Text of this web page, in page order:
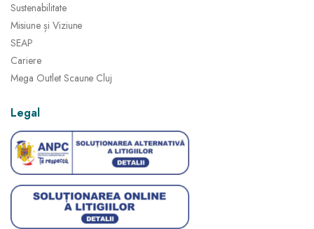
Sustenabilitate
Misiune și Viziune
SEAP
Cariere
Mega Outlet Scaune Cluj
Legal